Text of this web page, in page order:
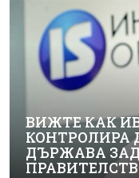
ВИЖТЕ КАК
КОНТРОЛИРА
ДЪРЖАВА